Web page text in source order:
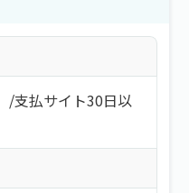
/支払サイト30日以